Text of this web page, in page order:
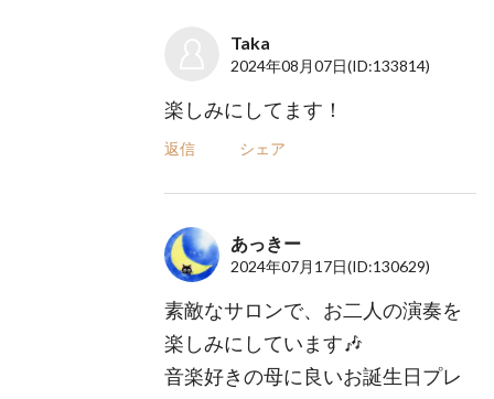
Taka
2024年08月07日(ID:133814)
楽しみにしてます！
返信 シェア
あっきー
2024年07月17日(ID:130629)
素敵なサロンで、お二人の演奏を
楽しみにしています🎶
音楽好きの母に良いお誕生日プレ